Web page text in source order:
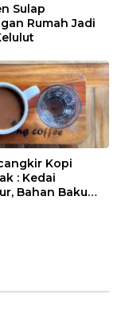
Sulap
Rumah Jadi
Kopi
: Kedai
Bahan Baku